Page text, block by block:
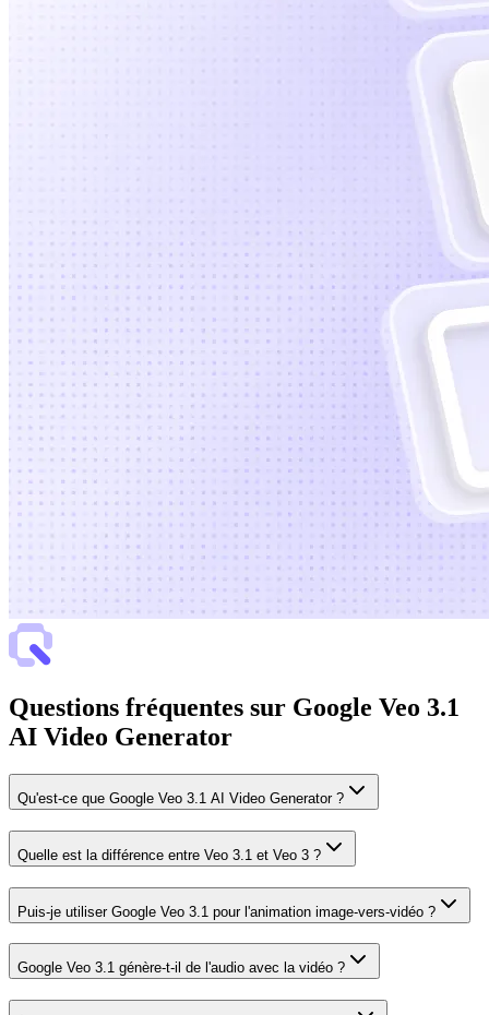
Questions fréquentes sur Google Veo 3.1
AI Video Generator
Qu'est-ce que Google Veo 3.1 AI Video Generator ?
Quelle est la différence entre Veo 3.1 et Veo 3 ?
Puis-je utiliser Google Veo 3.1 pour l'animation image-vers-vidéo ?
Google Veo 3.1 génère-t-il de l'audio avec la vidéo ?